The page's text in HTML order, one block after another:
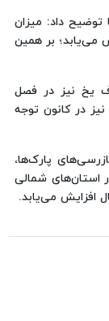
توضیح داد: میزان
می‌یابد؛ بر همین
یخ نیز در فصل
در کانون توجه
پارک‌ها،
استان‌های شمالی
افزایش می‌یابد.